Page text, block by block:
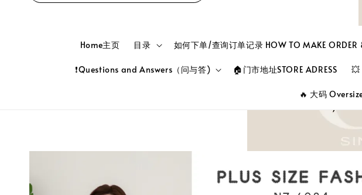
Home主页 目录 如何下单/查询订单记录 HOW TO MAKE ORDER
❗Questions and Answers（问与答) 🏠门市地址STORE ADRESS 💥
🔥 大码